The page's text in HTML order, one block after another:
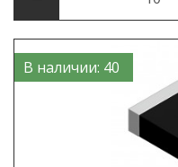
В наличии: 40